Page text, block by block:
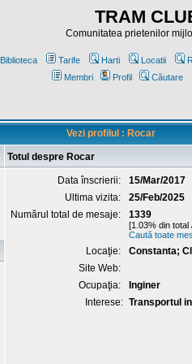
TRAM
Comunitatea prietenilor
Biblioteca Tarife Harti Locatii
Membri
Profil Căutare
Vezi profilul : Rocar
Totul despre Rocar
Data înscrierii:
15/Mar/2017
Ultima vizita:
25/Feb/2025
Numărul total de mesaje:
1339
[1.03% din total
Caută toate
Locaţie:
Constanta;
Site Web:
Ocupaţia:
Inginer
Interese: Transportul